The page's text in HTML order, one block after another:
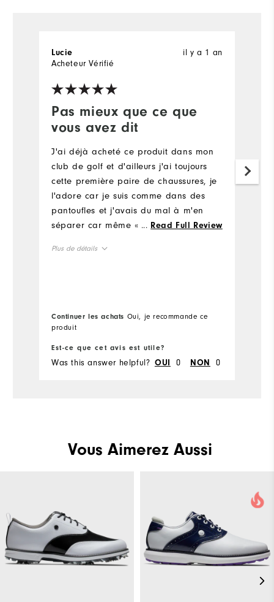
Pas mieux que ce que
vous avez dit
il y a 1 an
Lucie
Acheteur Vérifié
J'ai déjà acheté ce produit dans mon
club de golf et d'ailleurs j'ai toujours
cette première paire de chaussures, je
l'adore car je suis comme dans des
pantoufles et j'avais du mal à m'en
séparer car même « vieille » j'ai du
continuer à marcher encore longtemps
sans avoir mal aux pieds.
... Read Full Review
Plus de détails
Continuer les achats Oui, je recommande ce
produit
Est-ce que cet avis est utile?
Was this answer helpful? OUI 0 NON 0
Vous Aimerez Aussi